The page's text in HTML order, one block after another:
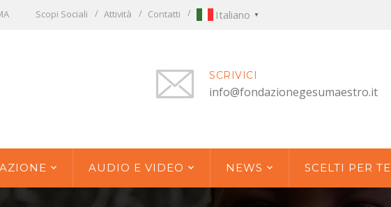
Scopi Sociali Attività Contatti Italiano ▼
SCRIVICI
info@fondazionegesumaestro.it
AUDIO E VIDEO NEWS SCELTI PER TE